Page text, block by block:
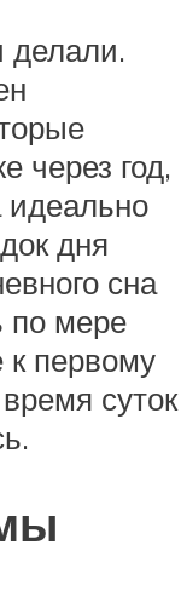
делали.
через год,
идеально
дня
сна
по мере
к первому
суток